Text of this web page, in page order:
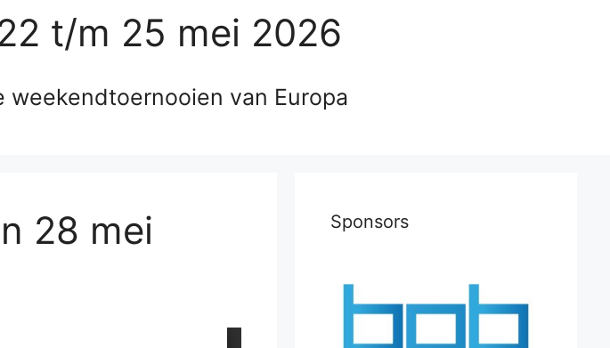
t/m 25 mei 2026
van Europa
28 mei
Sponsors